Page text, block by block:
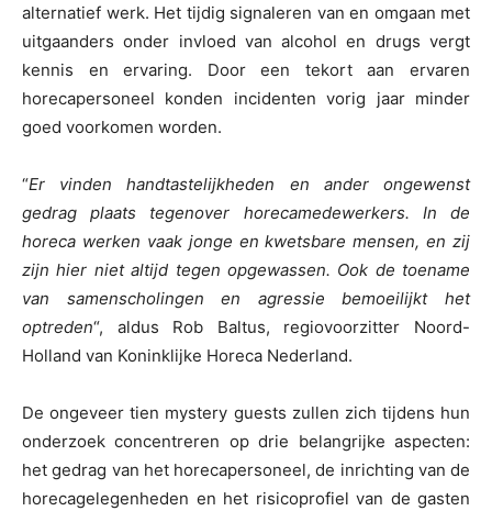
alternatief werk. Het tijdig signaleren van en omgaan met
uitgaanders onder invloed van alcohol en drugs vergt
kennis en ervaring. Door een tekort aan ervaren
horecapersoneel konden incidenten vorig jaar minder
goed voorkomen worden.
“Er vinden handtastelijkheden en ander ongewenst
gedrag plaats tegenover horecamedewerkers. In de
horeca werken vaak jonge en kwetsbare mensen, en zij
zijn hier niet altijd tegen opgewassen. Ook de toename
van samenscholingen en agressie bemoeilijkt het
optreden“, aldus Rob Baltus, regiovoorzitter Noord-
Holland van Koninklijke Horeca Nederland.
De ongeveer tien mystery guests zullen zich tijdens hun
onderzoek concentreren op drie belangrijke aspecten:
het gedrag van het horecapersoneel, de inrichting van de
horecagelegenheden en het risicoprofiel van de gasten